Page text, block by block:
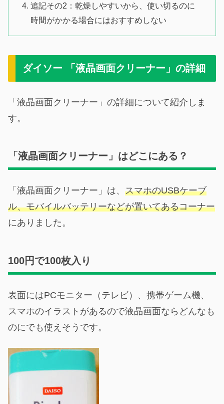
追記その2：乾燥しやすいから、使い切るのに
時間がかかる場合にはおすすめしない
ダイソー 「液晶画面クリーナー」の詳細
「液晶画面クリーナー」の詳細について紹介しま
す。
「液晶画面クリーナー」はどこにある？
「液晶画面クリーナー」は、 スマホのUSBケーブ
ル、モバイルバッテリーなどが置いてあるコーナー
にありました。
100円で100枚入り
表面にはPCモニター（テレビ）、携帯ゲーム機、
スマホのイラストがあるので液晶画面ならどんなも
のにでも使えそうです。